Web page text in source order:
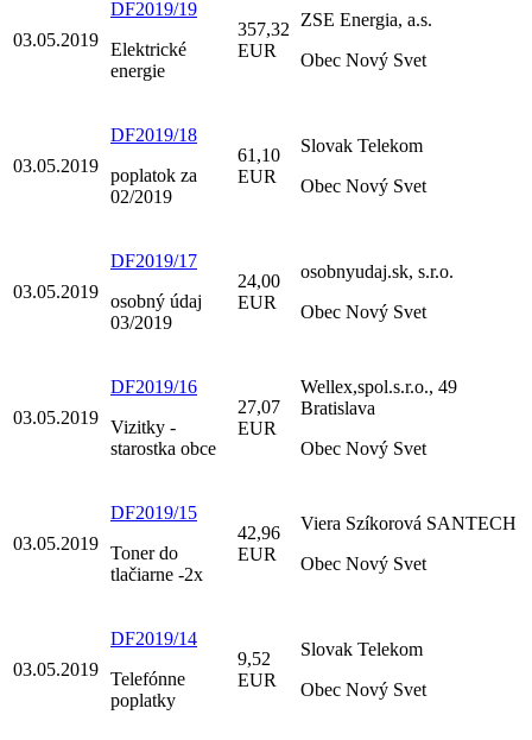
03.05.2019
DF2019/19
Elektrické
energie
357,32
EUR
ZSE Energia, a.s.
Obec Nový Svet
03.05.2019
DF2019/18
poplatok za
02/2019
61,10
EUR
Slovak Telekom
Obec Nový Svet
03.05.2019
DF2019/17
osobný údaj
03/2019
24,00
EUR
osobnyudaj.sk, s.r.o.
Obec Nový Svet
03.05.2019
DF2019/16
Vizitky -
starostka obce
27,07
EUR
Wellex,spol.s.r.o., 49
Bratislava
Obec Nový Svet
03.05.2019
DF2019/15
Toner do
tlačiarne -2x
42,96
EUR
Viera Szíkorová SANTECH
Obec Nový Svet
03.05.2019
DF2019/14
Telefónne
poplatky
9,52
EUR
Slovak Telekom
Obec Nový Svet